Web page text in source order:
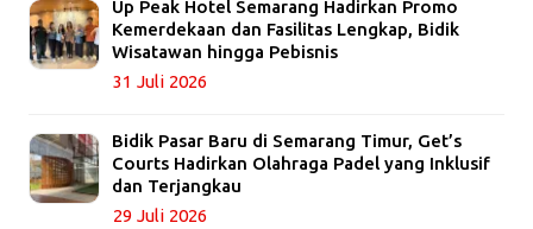
Up Peak Hotel Semarang Hadirkan Promo
Kemerdekaan dan Fasilitas Lengkap, Bidik
Wisatawan hingga Pebisnis
31 Juli 2026
Bidik Pasar Baru di Semarang Timur, Get’s
Courts Hadirkan Olahraga Padel yang Inklusif
dan Terjangkau
29 Juli 2026